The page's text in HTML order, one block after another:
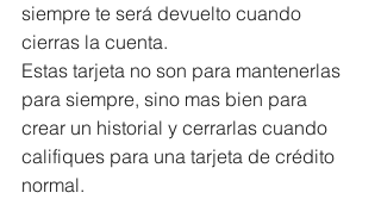
siempre te será devuelto cuando
cierras la cuenta.
Estas tarjeta no son para mantenerlas
para siempre, sino mas bien para
crear un historial y cerrarlas cuando
califiques para una tarjeta de crédito
normal.